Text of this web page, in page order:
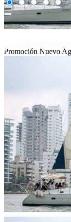
Promoción Nuevo